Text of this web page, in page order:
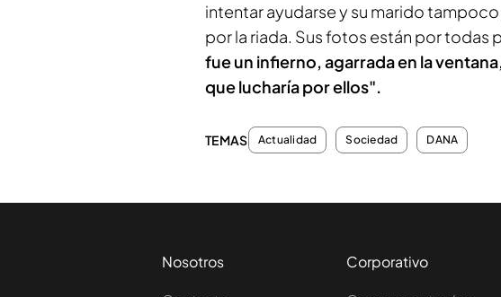
intentar ayudarse y su marido
por la riada. Sus fotos están por todas
fue un infierno, agarrada en la
que lucharía por ellos".
TEMAS Actualidad Sociedad DANA
Nosotros Corporativo